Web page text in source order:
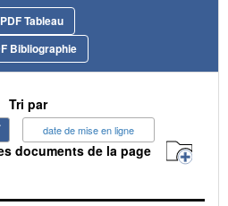
Tableau
Bibliographie
Tri par
date de mise en ligne
documents de la page